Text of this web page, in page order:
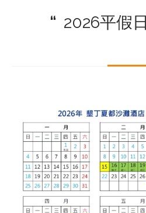
“ 2026平假